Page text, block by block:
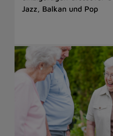
Jazz, Balkan und Pop